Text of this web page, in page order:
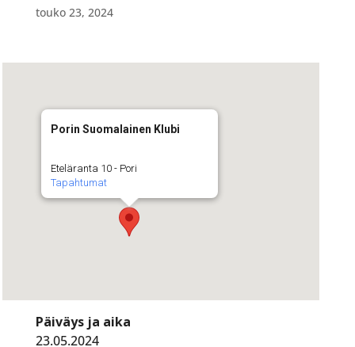
touko 23, 2024
Porin Suomalainen Klubi
Eteläranta 10 - Pori
Tapahtumat
Päiväys ja aika
23.05.2024